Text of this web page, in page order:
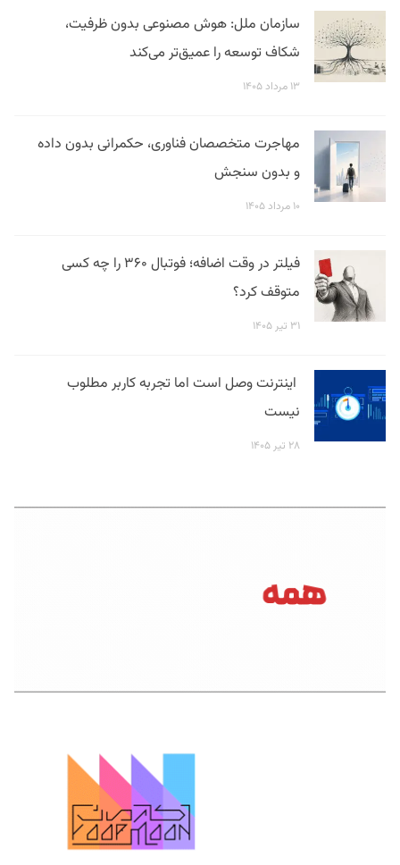
سازمان ملل: هوش مصنوعی بدون ظرفیت،
شکاف توسعه را عمیق‌تر می‌کند
۱۳ مرداد ۱۴۰۵
مهاجرت متخصصان فناوری، حکمرانی بدون داده
و بدون سنجش
۱۰ مرداد ۱۴۰۵
فیلتر در وقت اضافه؛ فوتبال ۳۶۰ را چه کسی
متوقف کرد؟
۳۱ تیر ۱۴۰۵
اینترنت وصل است اما تجربه کاربر مطلوب
نیست
۲۸ تیر ۱۴۰۵